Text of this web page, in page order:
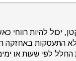
יכול להיות
התעסקות
לפי שעות או